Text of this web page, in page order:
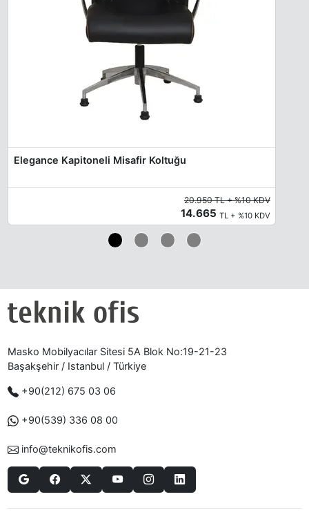
Elegance Kapitoneli Misafir Koltuğu
20.950 TL + %10 KDV
14.665 TL + %10 KDV
Masko Mobilyacılar Sitesi 5A Blok No:19-21-23
Başakşehir / Istanbul / Türkiye
+90(212) 675 03 06
+90(539) 336 08 00
info@teknikofis.com